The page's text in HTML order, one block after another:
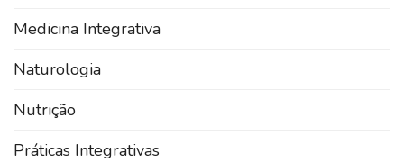
Medicina Integrativa
Naturologia
Nutrição
Práticas Integrativas